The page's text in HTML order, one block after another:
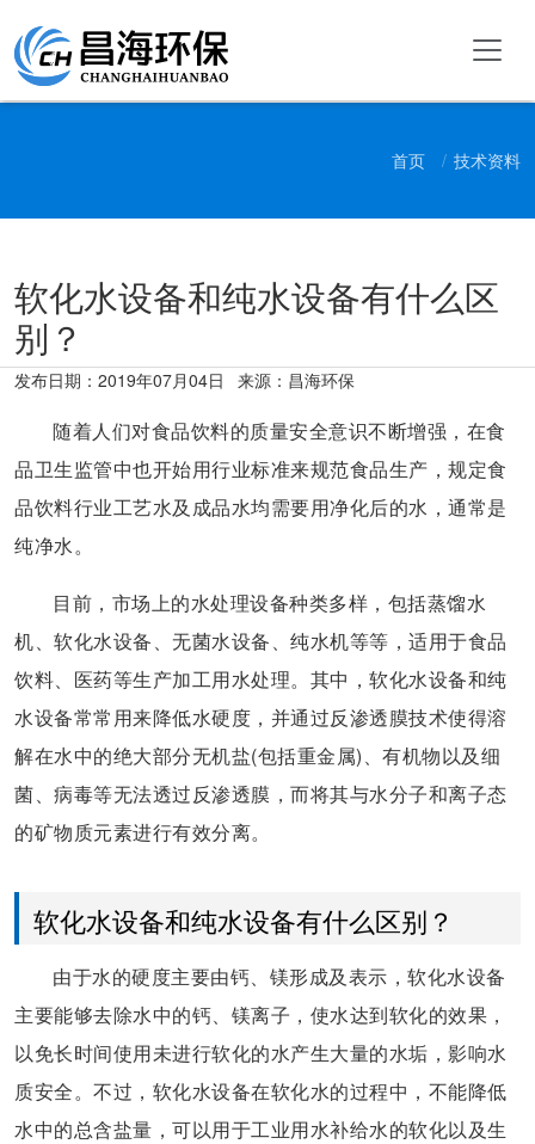
首页 技术资料
软化水设备和纯水设备有什么区
别？
发布日期： 2019年07月04日 来源：昌海环保
随着人们对食品饮料的质量安全意识不断增强，在食
品卫生监管中也开始用行业标准来规范食品生产，规定食
品饮料行业工艺水及成品水均需要用净化后的水，通常是
纯净水。
目前，市场上的水处理设备种类多样，包括蒸馏水
机、软化水设备、无菌水设备、纯水机等等，适用于食品
饮料、医药等生产加工用水处理。其中，软化水设备和纯
水设备常常用来降低水硬度，并通过反渗透膜技术使得溶
解在水中的绝大部分无机盐(包括重金属)、有机物以及细
菌、病毒等无法透过反渗透膜，而将其与水分子和离子态
的矿物质元素进行有效分离。
软化水设备和纯水设备有什么区别？
由于水的硬度主要由钙、镁形成及表示，软化水设备
主要能够去除水中的钙、镁离子，使水达到软化的效果，
以免长时间使用未进行软化的水产生大量的水垢，影响水
质安全。不过，软化水设备在软化水的过程中，不能降低
水中的总含盐量，可以用于工业用水补给水的软化以及生